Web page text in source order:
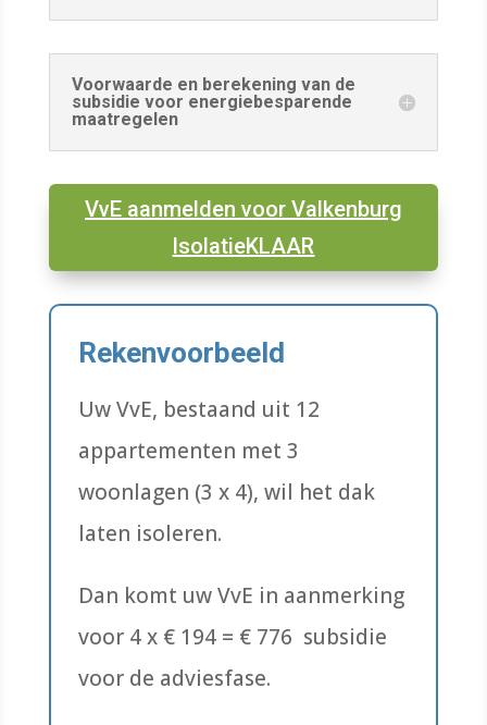
Voorwaarde en berekening van de
subsidie voor energiebesparende
maatregelen
VvE aanmelden voor Valkenburg
IsolatieKLAAR
Rekenvoorbeeld
Uw VvE, bestaand uit 12
appartementen met 3
woonlagen (3 x 4), wil het dak
laten isoleren.
Dan komt uw VvE in aanmerking
voor 4 x € 194 = € 776 subsidie
voor de adviesfase.